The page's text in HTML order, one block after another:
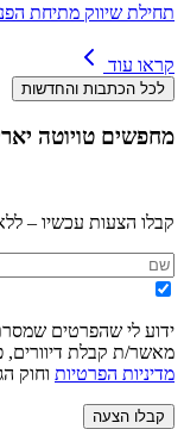
תחילת שיווק מתיחת
קראו עוד
לכל הכתבות והחדשות
מחפשים טויוטה
קבלו הצעות עכשיו –
ידוע לי שהפרטים
מאשר/ת קבלת דיוורים,
מדיניות הפרטיות וחוק
קבלו הצעה